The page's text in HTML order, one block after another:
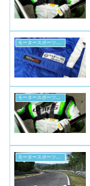
モータースポーツコラム
モータースポーツコラム